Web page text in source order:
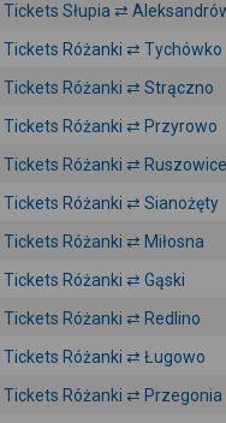
Tickets Słupia ⇄
Tickets Różanki ⇄ Tychówko
Tickets Różanki ⇄ Strączno
Tickets Różanki ⇄ Przyrowo
Tickets Różanki ⇄ Ruszowice
Tickets Różanki ⇄ Sianożęty
Tickets Różanki ⇄ Miłosna
Tickets Różanki ⇄ Gąski
Tickets Różanki ⇄ Redlino
Tickets Różanki ⇄ Ługowo
Tickets Różanki ⇄ Przegonia